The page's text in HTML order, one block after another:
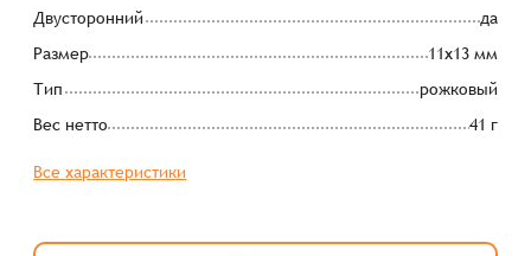
Двусторонний
да
Размер
11х13 мм
Тип
рожковый
Вес нетто
41 г
Все характеристики